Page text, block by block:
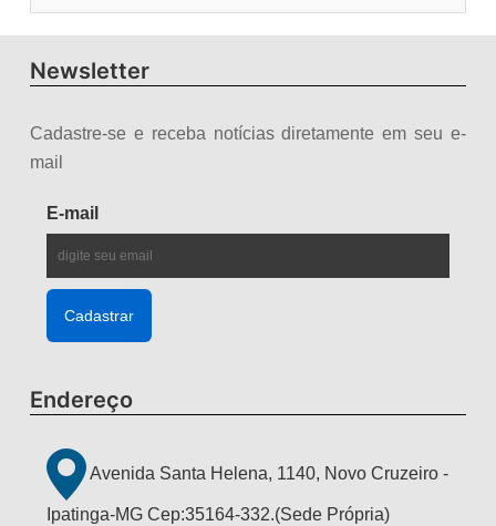
Newsletter
Cadastre-se e receba notícias diretamente em seu e-
mail
E-mail
Endereço
Avenida Santa Helena, 1140, Novo Cruzeiro -
Ipatinga-MG Cep:35164-332.(Sede Própria)